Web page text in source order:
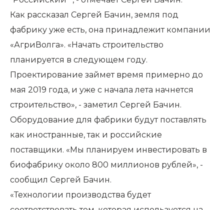
Как рассказал Сергей Бачин, земля под
фабрику уже есть, она принадлежит компании
«АгриВолга». «Начать строительство
планируется в следующем году.
Проектирование займет время примерно до
мая 2019 года, и уже с начала лета начнется
строительство», - заметил Сергей Бачин.
Оборудование для фабрики будут поставлять
как иностранные, так и российские
поставщики. «Мы планируем инвестировать в
биофабрику около 800 миллионов рублей», -
сообщил Сергей Бачин.
«Технологии производства будет